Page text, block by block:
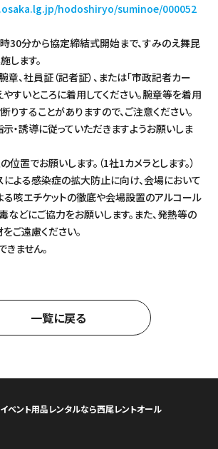
hodoshiryo/suminoe/000052
30分から協定締結式開始まで、すみのえ舞昆
します。
、社員証（記者証）、または「市政記者カー
やすいところに着用してください。腕章等を着用
りすることがありますので、ご注意ください。
示・誘導に従っていただきますようお願いしま
位置でお願いします。（1社1カメラとします。）
による感染症の拡大防止に向け、会場において
る咳エチケットの徹底や会場設置のアルコール
などにご協力をお願いします。また、発熱等の
ご遠慮ください。
ません。
一覧に戻る
イベント用品レンタルなら西尾レントオール